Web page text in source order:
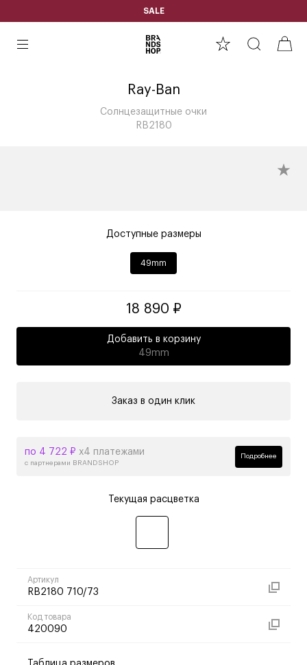
SALE
Ray-Ban
Солнцезащитные очки
RB2180
Доступные размеры
49mm
18 890 ₽
Добавить в корзину
49mm
Заказ в один клик
по 4 722 ₽ х4 платежами
с партнерами BRANDSHOP
Подробнее
Текущая расцветка
Артикул
RB2180 710/73
Код товара
420090